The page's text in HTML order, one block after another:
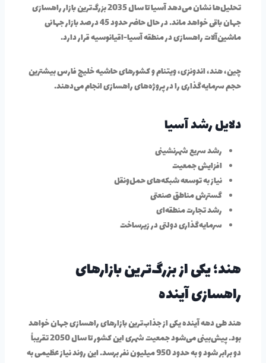
تحلیل‌ها نشان می‌دهد آسیا تا سال 2035 بزرگ‌ترین بازار راهسازی
جهان باقی خواهد ماند. در حال حاضر حدود 45 درصد بازار جهانی
ماشین‌آلات راهسازی در منطقه آسیا-اقیانوسیه قرار دارد.
چین، هند، اندونزی، ویتنام و کشورهای حاشیه خلیج فارس بیشترین
حجم سرمایه‌گذاری را در پروژه‌های راهسازی انجام می‌دهند.
دلایل رشد آسیا
رشد سریع شهرنشینی
افزایش جمعیت
نیاز به توسعه شبکه‌های حمل‌ونقل
گسترش مناطق صنعتی
رشد تجارت منطقه‌ای
سرمایه‌گذاری دولتی در زیرساخت
هند؛ یکی از بزرگ‌ترین بازارهای
راهسازی آینده
هند طی دهه آینده یکی از جذاب‌ترین بازارهای راهسازی جهان خواهد
بود. پیش‌بینی می‌شود جمعیت شهری این کشور تا سال 2050 تقریباً
دو برابر شود و به حدود 950 میلیون نفر برسد. این روند نیاز عظیمی به